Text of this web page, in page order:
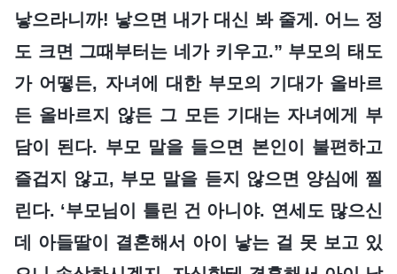
낳으라니까! 낳으면 내가 대신 봐 줄게. 어느 정
도 크면 그때부터는 네가 키우고.” 부모의 태도
가 어떻든, 자녀에 대한 부모의 기대가 올바르
든 올바르지 않든 그 모든 기대는 자녀에게 부
담이 된다. 부모 말을 들으면 본인이 불편하고
즐겁지 않고, 부모 말을 듣지 않으면 양심에 찔
린다. ‘부모님이 틀린 건 아니야. 연세도 많으신
데 아들딸이 결혼해서 아이 낳는 걸 못 보고 있